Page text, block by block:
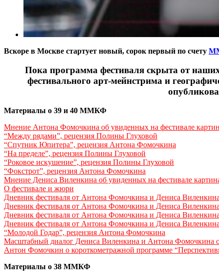
Вскоре в Москве стартует новый, сорок первый по счету
Пока программа фестиваля скрыта от наших
фестивального арт-мейнстрима и
Материалы о 39 и 40 ММКФ
Мнение Антона Фомочкина об увиденных на фестивале
“Между рядами”, рецензия Полины Глуховой
“Спутник Юпитера”, рецензия Антона Фомочкина
“На пределе”, рецензия Полины Глуховой
“Роковое искушение”, рецензия Полины Глуховой
“Фокстрот”, рецензия Антона Фомочкина
Мнение Дениса Виленкина об увиденных на фестивале
О фестивале и жюри
Дневник фестиваля от Антона Фомочкина и Дениса
Дневник фестиваля от Антона Фомочкина и Дениса
Дневник фестиваля от Антона Фомочкина и Дениса Виленкина,
Дневник фестиваля от Антона Фомочкина и Дениса Виленкина,
“Молодой Годар”, рецензия Антона Фомочкина
Масштабный диалог Дениса Виленкина и Антона Фомочкина
Антон Фомочкин о короткометражной программе
Материалы о 38 ММКФ